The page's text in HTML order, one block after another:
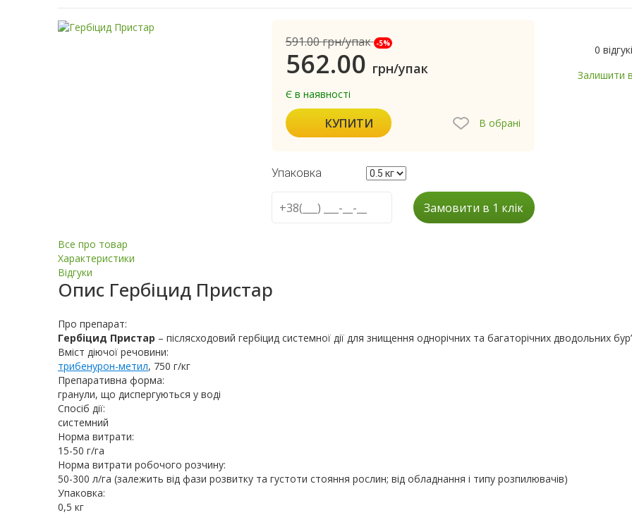
591.00грн/упак -5%
562.00 грн/упак
Є в наявності
КУПИТИ В обрані
Упаковка
0
Залишити
Замовити в 1 клік
Все про товар
Характеристики
Відгуки
Опис Гербіцид Пристар
Про препарат:
Гербіцид Пристар – післясходовий гербіцид системної дії для знищення однорічних та багаторічних дводольних
Вміст діючої речовини:
трибенурон-метил, 750 г/кг
Препаративна форма:
гранули, що диспергуються у воді
Спосіб дії:
системний
Норма витрати:
15-50 г/га
Норма витрати робочого розчину:
50-300 л/га (залежить від фази розвитку та густоти стояння рослин; від обладнання і типу розпилювачів)
Упаковка:
0,5 кг